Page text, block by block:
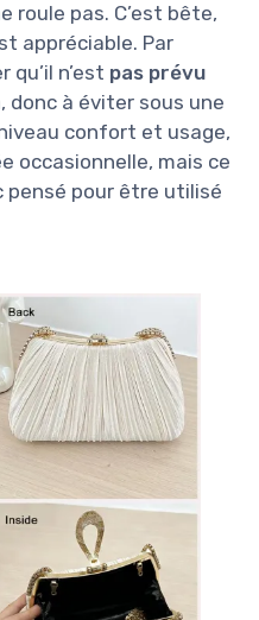
roule pas. C’est bête,
appréciable. Par
n’est pas prévu
donc à éviter sous une
confort et usage,
occasionnelle, mais ce
pensé pour être utilisé